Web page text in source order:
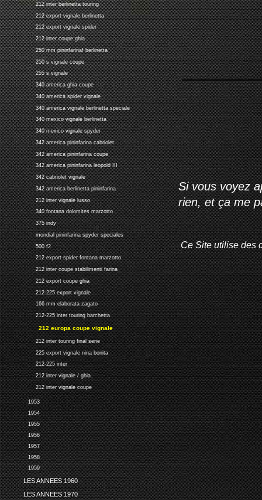
212 inter berlinetta touring
212 export vignale berlinetta
212 export vignale spider
212 inter coupe ghia
250 mm pininfarinaf berlinetta
250 s vignale coupe
255 s vignale
340 america ghia coupe
340 america spider vignale
340 america vignale berlinetta speciale
340 mexico vignale berlinetta
340 mexico vignale spyder
342 america pininfarina cabriolet
342 america pininfarina coupe
342 america pininfarina leopold III
342 cabriolet vignale
342 america berlinetta pininfarina
212 inter vignale lusso
340 fontana dolomites marzotto
375 indy
mondial pininfarina spyder speciales
500 f2
212 export spider fontana marzotto
212 inter coupe stabilimenti farina
212 export coupe ghia
212-225 export vignale
166 mm elaborata zagato
212-225 inter touring barchetta
212 europa coupe vignale
212 inter touring final serie
225 export vignale nina bonita
212-225 inter
212 inter vignale / ghia
212 inter vignale coupe
1953
1954
1955
1956
1957
1958
1959
LES ANNEES 1960
LES ANNEES 1970
Si vous voyez
rien, et ça me
Ce Site utilise des